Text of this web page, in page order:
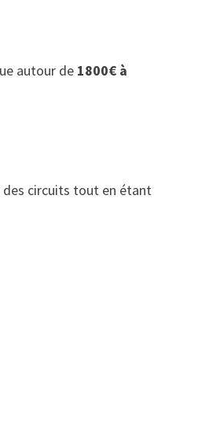
autour de 1800€ à
des circuits tout en étant